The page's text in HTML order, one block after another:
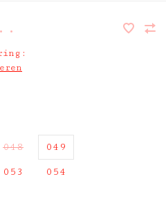
• •
048 049
053 054